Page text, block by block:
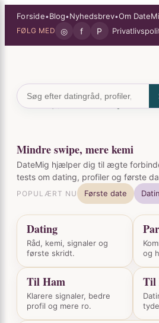
SpringForside•Blog•Nyhedsbrev•Om
FØLG MED ◎ f P
Mindre swipe, mere kemi
DateMig hjælper dig til ægte
tests om dating, profiler og første
POPULÆRT NU Første date
Dating
Råd, kemi, signaler og
første skridt.
og
Til Ham
Klarere signaler, bedre
profil og mere ro.
Til